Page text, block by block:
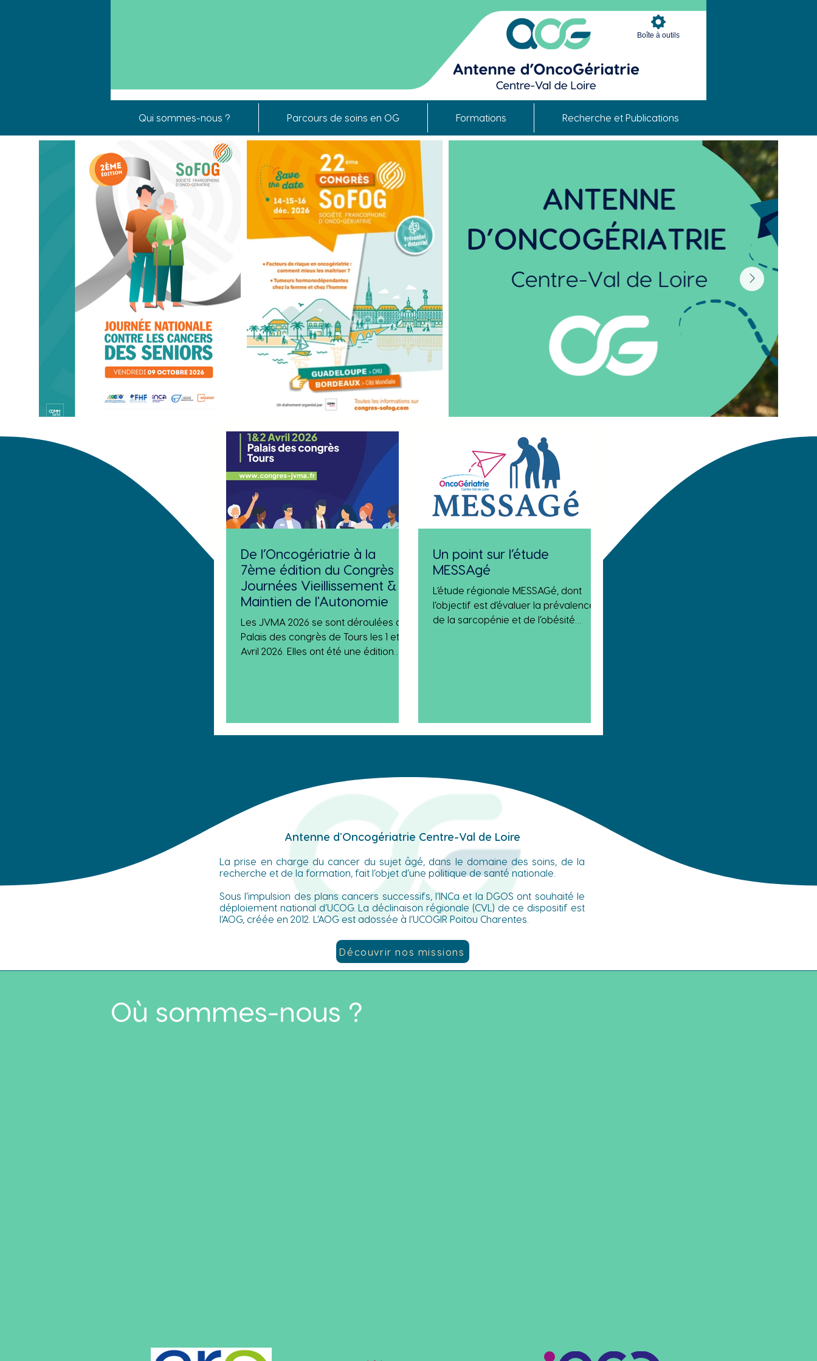
Boîte à outils
Qui sommes-nous ? Parcours de soins en OG Formations Recherche et Publications
De l’Oncogériatrie à la
7ème édition du Congrès
Journées Vieillissement &
Maintien de l'Autonomie
Les JVMA 2026 se sont déroulées au
Palais des congrès de Tours les 1 et 2
Avril 2026. Elles ont été une édition
dernières avancées en gériatrie et
gérontologie, ce congrès est
bonnes pratiques. Dr Anna GARNIER,
gériatre a présenté son travail
concernant la « Performance
pronostique du
Un point sur l’étude
MESSAgé
L’étude régionale MESSAGé, dont
l’objectif est d’évaluer la prévalence
de la sarcopénie et de l’obésité
données. 8 newsletters ont été
diffusées afin de rappeler les points
l’AOG a été int
Antenne d'Oncogériatrie Centre-Val de Loire
La prise en charge du cancer du sujet âgé, dans le domaine des soins, de la
recherche et de la formation, fait l’objet d’une politique de santé nationale.
Sous l’impulsion des plans cancers successifs, l’INCa et la DGOS ont souhaité le
déploiement national d’UCOG. La déclinaison régionale (CVL) de ce dispositif est
l’AOG, créée en 2012. L’AOG est adossée à l’UCOGIR Poitou Charentes.
Découvrir nos missions
Où sommes-nous ?